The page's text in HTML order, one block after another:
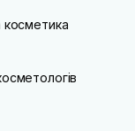
косметика